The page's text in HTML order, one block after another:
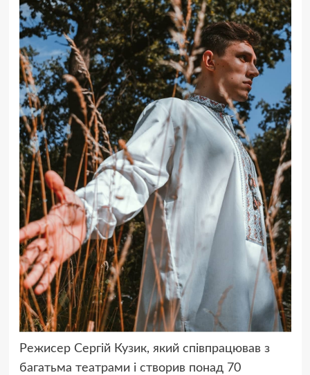
Режисер Сергій Кузик, який співпрацював з
багатьма театрами і створив понад 70